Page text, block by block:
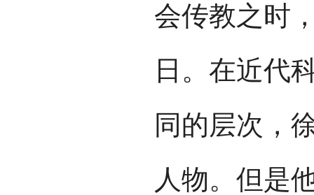
会传教之时
日。在近代
同的层次，
人物。但是